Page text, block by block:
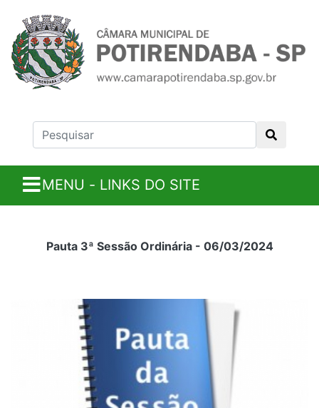
MENU - LINKS DO SITE
Pauta 3ª Sessão Ordinária - 06/03/2024